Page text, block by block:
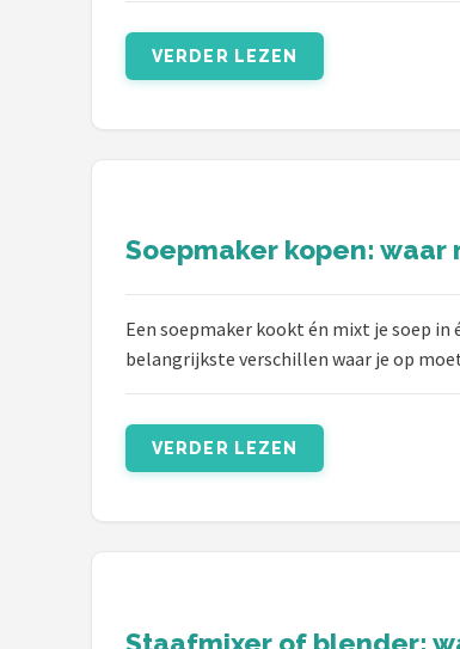
Magimix
Nutribullet
KitchenBrothers
Alle merken →
VERDER LEZEN
Soepmaker kopen: waar
Een soepmaker kookt én mixt je soep
belangrijkste verschillen waar je op
VERDER LEZEN